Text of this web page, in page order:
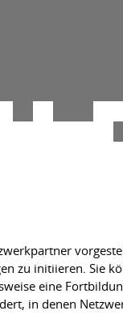
zu initiieren. Sie
eine
in denen